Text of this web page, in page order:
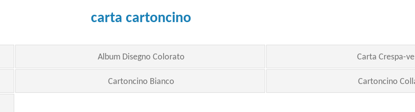
carta cartoncino
Album Disegno Colorato Carta Crespa-
Cartoncino Bianco Cartoncino